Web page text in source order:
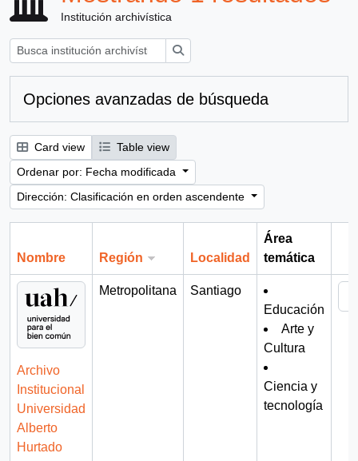
Institución archivística
Opciones avanzadas de búsqueda
Card view
Table view
Ordenar por: Fecha modificada
Dirección: Clasificación en orden ascendente
Nombre Región Localidad
Área
temática
Archivo
Institucional
Universidad
Alberto
Hurtado
Metropolitana
Santiago
Educación
Arte y
Cultura
Ciencia y
tecnología